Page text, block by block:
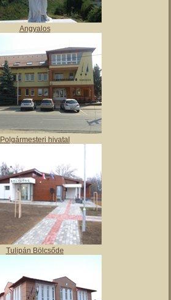
Vajai Ős-tó
Angyalos
Polgármesteri hivatal